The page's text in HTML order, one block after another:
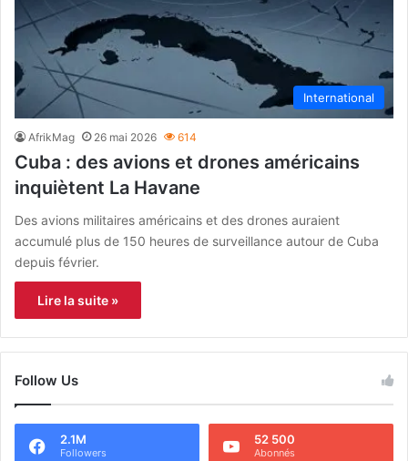
International
AfrikMag 26 mai 2026 614
Cuba : des avions et drones américains
inquiètent La Havane
Des avions militaires américains et des drones auraient
accumulé plus de 150 heures de surveillance autour de Cuba
depuis février.
Lire la suite »
Follow Us
2.1M
Followers
52 500
Abonnés